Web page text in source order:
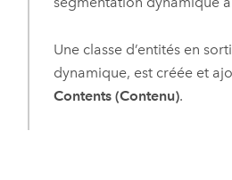
Une classe d’entités en
dynamique, est créée et
Contents (Contenu).